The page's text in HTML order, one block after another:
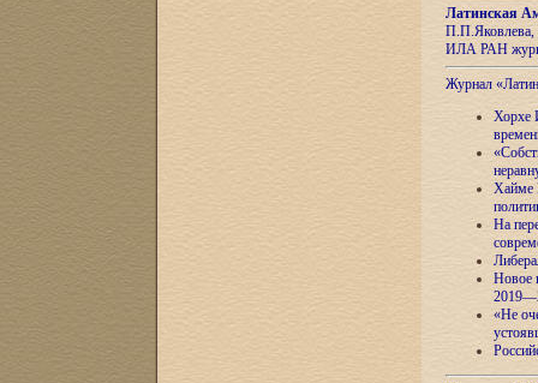
Латинская
П.П.Яковлева,
ИЛА РАН
Журнал
Хорхе
Хайме
На
Новое
«Не